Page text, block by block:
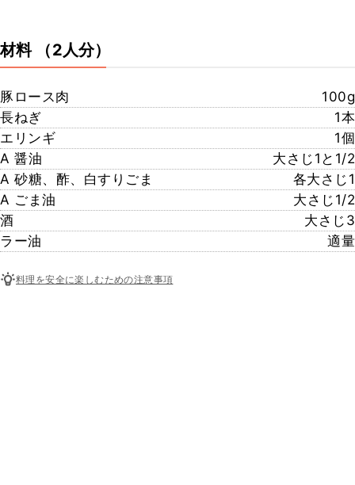
材料 （2人分）
豚ロース肉
100g
長ねぎ
1本
エリンギ
1個
A 醤油
大さじ1と1/2
A 砂糖、酢、白すりごま
各大さじ1
A ごま油
大さじ1/2
酒
大さじ3
ラー油
適量
料理を安全に楽しむための注意事項